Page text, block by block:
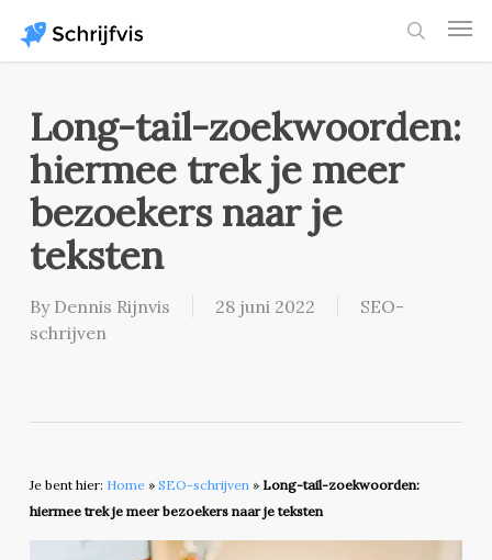
main
Long-tail-zoekwoorden:
hiermee trek je meer
bezoekers naar je
teksten
By Dennis Rijnvis 28 juni 2022
SEO-
schrijven
Je bent hier: Home» SEO-schrijven» Long-tail-zoekwoorden:
hiermee trek je meer bezoekers naar je teksten